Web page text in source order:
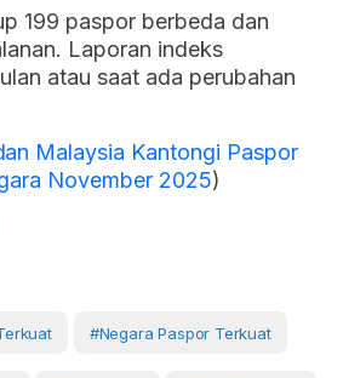
199 paspor berbeda dan
Laporan indeks
atau saat ada perubahan
Malaysia Kantongi Paspor
November 2025)
#negara Paspor Terkuat